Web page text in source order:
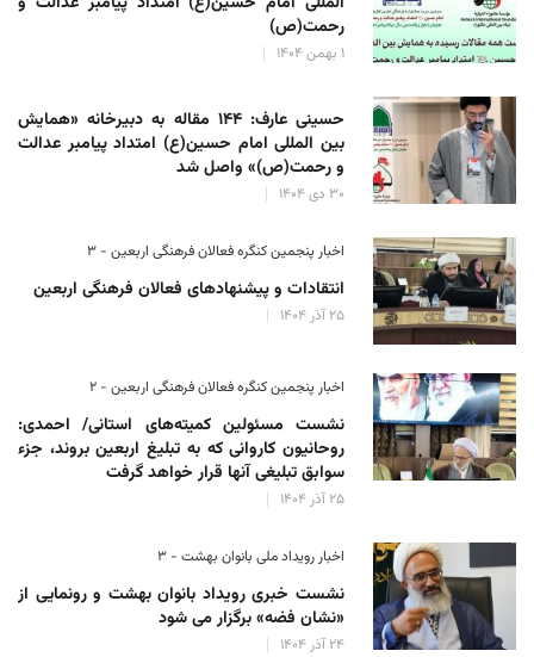
رحمت(ص)
۱ بهمن ۱۴۰۴
حسینی عارف: ۱۴۴ مقاله به دبیرخانه «همایش
بین المللی امام حسین(ع) امتداد پیامبر عدالت
و رحمت(ص)» واصل شد
۳۰ دی ۱۴۰۴
اخبار پنجمین کنگره فعالان فرهنگی اربعین - ۳
انتقادات و پیشنهادهای فعالان فرهنگی اربعین
۲۵ آذر ۱۴۰۴
اخبار پنجمین کنگره فعالان فرهنگی اربعین - ۲
نشست مسئولین کمیته‌های استانی/ احمدی:
روحانیون کاروانی که به تبلیغ اربعین بروند، جزء
سوابق تبلیغی آنها قرار خواهد گرفت
۲۵ آذر ۱۴۰۴
اخبار رویداد ملی بانوان بهشت - ۳
نشست خبری رویداد بانوان بهشت و رونمایی از
«نشان فضه» برگزار می شود
۲۴ آذر ۱۴۰۴